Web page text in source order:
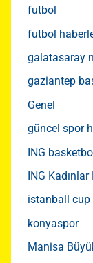
futbol
futbol
galatasaray
gaziantep
Genel
güncel spor
ING
ING
istanball cup
konyaspor
Manisa